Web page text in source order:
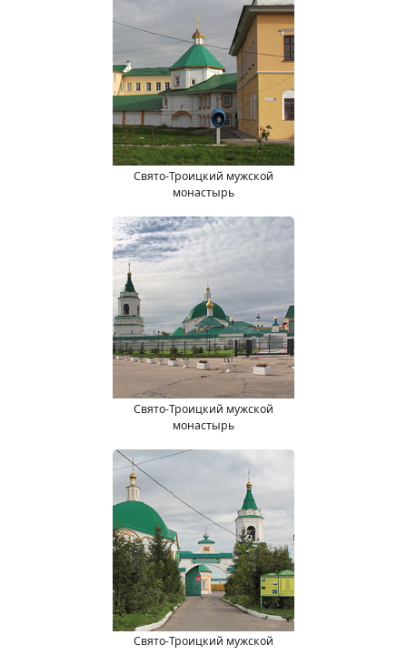
Свято-Троицкий мужской
монастырь
Свято-Троицкий мужской
монастырь
Свято-Троицкий мужской